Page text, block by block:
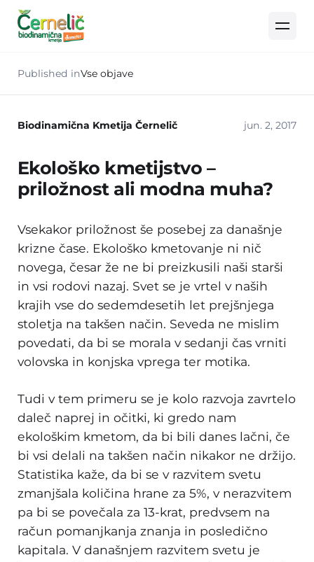
Published inVse objave
Biodinamična Kmetija Černelič jun. 2, 2017
Ekološko kmetijstvo –
priložnost ali modna muha?
Vsekakor priložnost še posebej za današnje
krizne čase. Ekološko kmetovanje ni nič
novega, česar že ne bi preizkusili naši starši
in vsi rodovi nazaj. Svet se je vrtel v naših
krajih vse do sedemdesetih let prejšnjega
stoletja na takšen način. Seveda ne mislim
povedati, da bi se morala v sedanji čas vrniti
volovska in konjska vprega ter motika.
Tudi v tem primeru se je kolo razvoja zavrtelo
daleč naprej in očitki, ki gredo nam
ekološkim kmetom, da bi bili danes lačni, če
bi vsi delali na takšen način nikakor ne držijo.
Statistika kaže, da bi se v razvitem svetu
zmanjšala količina hrane za 5%, v nerazvitem
pa bi se povečala za 13-krat, predvsem na
račun pomanjkanja znanja in posledično
kapitala. V današnjem razvitem svetu je